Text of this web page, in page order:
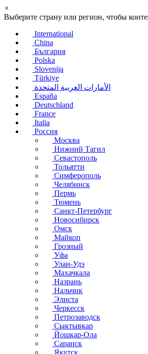
×
Выберите страну или регион, чтобы
International
China
България
Polska
Slovenija
Türkiye
الأمارات العربية المتحدة
España
Deutschland
France
Italia
Россия
Москва
Нижний Тагил
Севастополь
Тольятти
Симферополь
Челябинск
Пермь
Тюмень
Санкт-Петербург
Новосибирск
Омск
Майкоп
Грозный
Уфа
Улан-Удэ
Махачкала
Назрань
Нальчик
Элиста
Черкесск
Петрозаводск
Сыктывкар
Йошкар-Ола
Саранск
Якутск